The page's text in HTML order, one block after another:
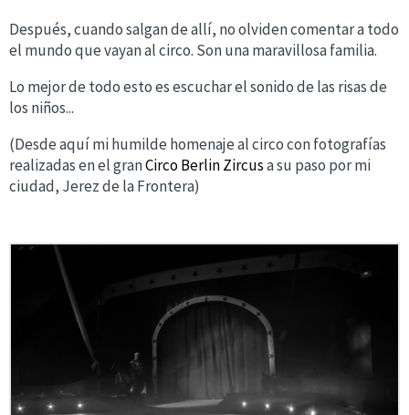
Después, cuando salgan de allí, no olviden comentar a todo
el mundo que vayan al circo. Son una maravillosa familia.
Lo mejor de todo esto es escuchar el sonido de las risas de
los niños...
(Desde aquí mi humilde homenaje al circo con fotografías
realizadas en el granCirco Berlin Zircusa su paso por mi
ciudad, Jerez de la Frontera)